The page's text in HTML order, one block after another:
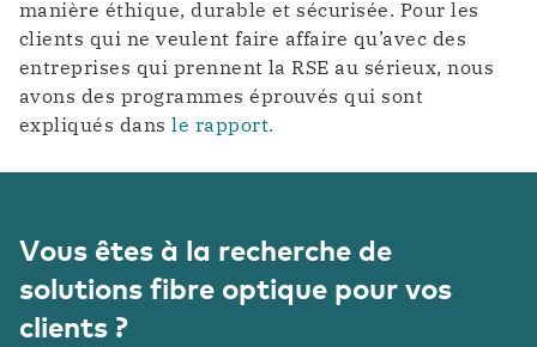
manière éthique, durable et sécurisée. Pour les
clients qui ne veulent faire affaire qu’avec des
entreprises qui prennent la RSE au sérieux, nous
avons des programmes éprouvés qui sont
expliqués dansle rapport.
Vous êtes à la recherche de
solutions fibre optique pour vos
clients ?